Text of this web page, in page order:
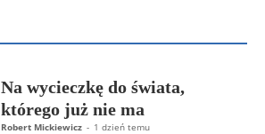
Na wycieczkę do świata,
którego już nie ma
Robert Mickiewicz - 1 dzień temu